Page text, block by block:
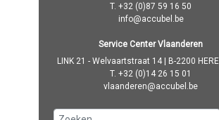
T. +32 (0)87 59 16 50
info@accubel.be
Service Center Vlaanderen
LINK 21 - Welvaartstraat 14 | B-2200
T. +32 (0)14 26 15 01
vlaanderen@accubel.be